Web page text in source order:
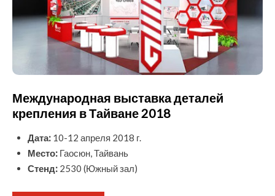
Международная выставка деталей
крепления в Тайване 2018
Дата: 10-12 апреля 2018 г.
Место: Гаосюн, Тайвань
Стенд: 2530 (Южный зал)